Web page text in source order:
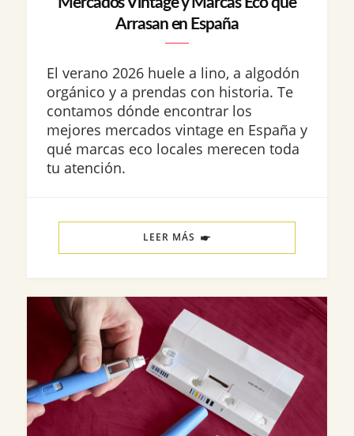
Arrasan en España
El verano 2026 huele a lino, a algodón
orgánico y a prendas con historia. Te
contamos dónde encontrar los
mejores mercados vintage en España y
qué marcas eco locales merecen toda
tu atención.
LEER MÁS